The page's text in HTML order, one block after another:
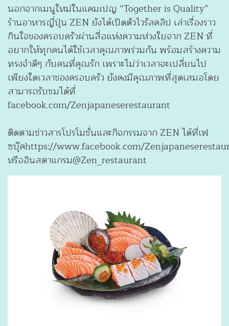
นอกจากเมนูใหม่ในแคมเปญ “Together is Quality”
ร้านอาหารญี่ปุ่น ZEN ยังได้เปิดตัวไวรัลคลิป เล่าเรื่องราว
กินใจของครอบครัวผ่านสื่อแห่งความห่วงใยจาก ZEN ที่
อยากให้ทุกคนได้ใช้เวลาคุณภาพร่วมกัน พร้อมสร้างความ
ทรงจำดีๆ กับคนที่คุณรัก เพราะไม่ว่าเวลาจะเปลี่ยนไป
เพียงใดเวลาของครอบครัว ยังคงมีคุณภาพที่สุดเสมอโดย
สามารถรับชมได้ที่
facebook.com/Zenjapaneserestaurant
ติดตามข่าวสารโปรโมชั่นและกิจกรรมจาก ZEN ได้ที่เฟ
ซบุ๊คhttps://www.facebook.com/
หรืออินสตาแกรม@Zen_restaurant